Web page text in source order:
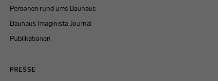
Personen rund ums Bauhaus
Bauhaus Imaginista Journal
Publikationen
PRESSE